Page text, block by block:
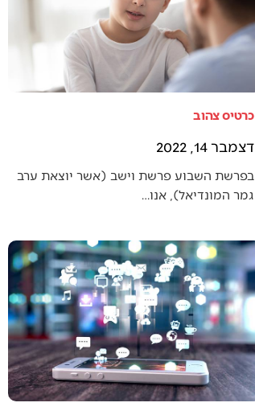
כרטיס צהוב
דצמבר 14, 2022
בפרשת השבוע פרשת וישב (אשר יוצאת ערב
גמר המונדיאל), אנו…